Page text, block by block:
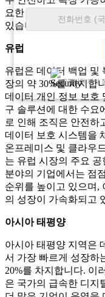
고객님의 개인
요한 부문에서 데이터
있습니다.
유럽
유럽은 데이터 백업 및
장의 약 30%를 차지합
데이터 개인 정보 보호
구 솔루션에 대한 수요
로 인해 조직은 안전하
데이터 보호 시스템을
온프레미스 및 클라우
는 유럽 시장의 주요
분야의 기업에서는 점
순위를 높이고 있으며,
의 성장이 가속화되고
아시아 태평양
아시아 태평양 지역은
서 가장 빠르게 성장하
20%를 차지합니다. 이
은 국가의 급속한 디지